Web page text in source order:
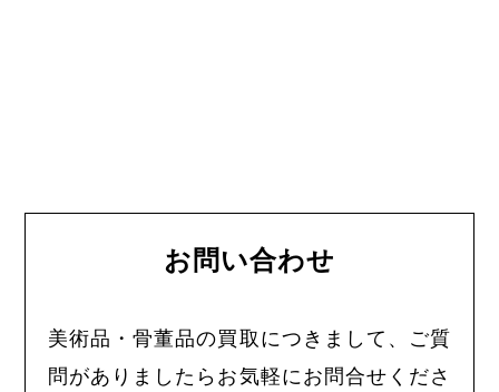
お問い合わせ
美術品・骨董品の買取につきまして、ご質
問がありましたらお気軽にお問合せくださ